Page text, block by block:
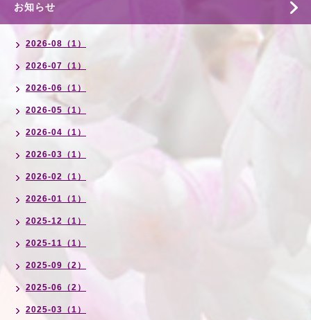
お知らせ
2026-08（1）
2026-07（1）
2026-06（1）
2026-05（1）
2026-04（1）
2026-03（1）
2026-02（1）
2026-01（1）
2025-12（1）
2025-11（1）
2025-09（2）
2025-06（2）
2025-03（1）